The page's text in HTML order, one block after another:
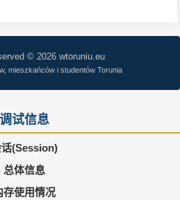
© 2026 wtoruniu.eu
mieszkańców i studentów Torunia
调试信息
(Session)
总体信息
存使用情况